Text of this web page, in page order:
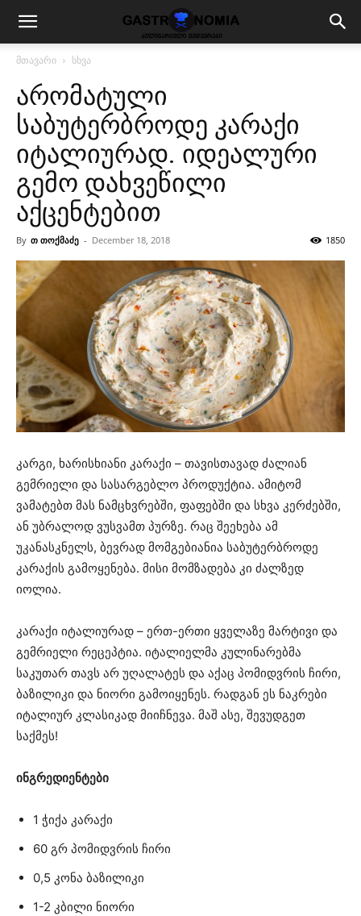
მთავარი სხვა
არომატული
საბუტერბროდე კარაქი
იტალიურად. იდეალური
გემო დახვეწილი
აქცენტებით
By თ თოქმაძე - December 18, 2018 1850
კარგი, ხარისხიანი კარაქი – თავისთავად ძალიან
გემრიელი და სასარგებლო პროდუქტია. ამიტომ
ვამატებთ მას ნამცხვრებში, ფაფებში და სხვა კერძებში,
ან უბრალოდ ვუსვამთ პურზე. რაც შეეხება ამ
უკანასკნელს, ბევრად მომგებიანია საბუტერბროდე
კარაქის გამოყენება. მისი მომზადება კი ძალზედ
იოლია.
კარაქი იტალიურად – ერთ-ერთი ყველაზე მარტივი და
გემრიელი რეცეპტია. იტალიელმა კულინარებმა
საკუთარ თავს არ უღალატეს და აქაც პომიდვრის ჩირი,
ბაზილიკი და ნიორი გამოიყენეს. რადგან ეს ნაკრები
იტალიურ კლასიკად მიიჩნევა. მაშ ასე, შევუდგეთ
საქმეს!
ინგრედიენტები
1 ჭიქა კარაქი
60 გრ პომიდვრის ჩირი
0,5 კონა ბაზილიკი
1-2 კბილი ნიორი